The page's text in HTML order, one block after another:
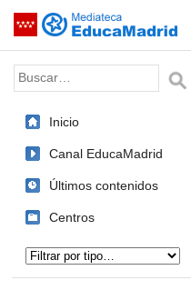
Saltar navegación
Palabra o frase:
Inicio
Canal EducaMadrid
Últimos contenidos
Centros